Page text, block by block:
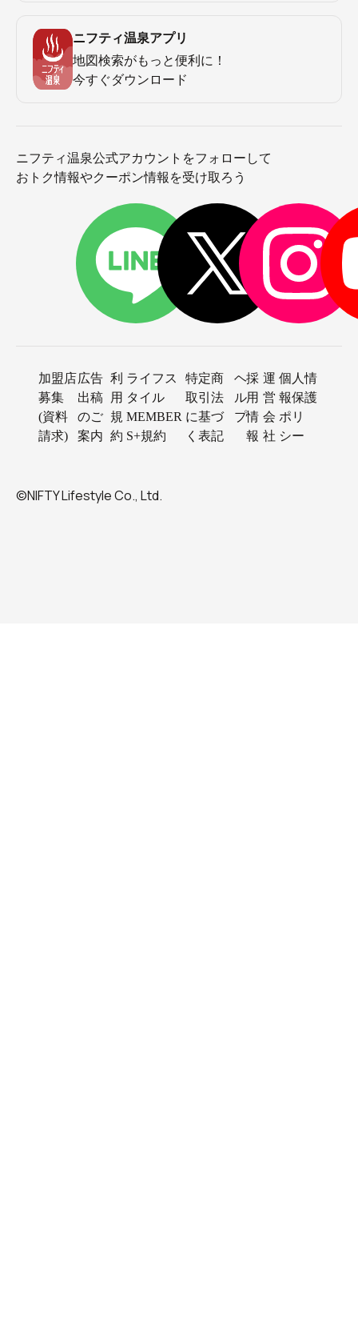
ニフティ温泉アプリ
地図検索がもっと便利に！
今すぐダウンロード
ニフティ温泉公式アカウントをフォローして
おトク情報やクーポン情報を受け取ろう
加盟店
募集
(資料
請求)
広告
出稿
のご
案内
利
用
規
約
ライフス
タイル
MEMBER
S+規約
特定商
取引法
に基づ
く表記
ヘ
ル
プ
採
用
情
報
運
営
会
社
個人情
報保護
ポリ
シー
©NIFTY Lifestyle Co., Ltd.